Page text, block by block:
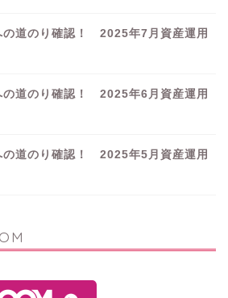
の道のり確認！ 2025年7月資産運用
の道のり確認！ 2025年6月資産運用
の道のり確認！ 2025年5月資産運用